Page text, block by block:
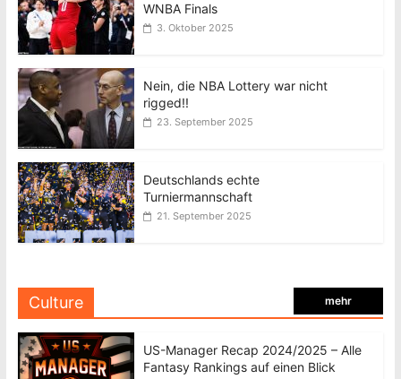
WNBA Finals
3. Oktober 2025
Nein, die NBA Lottery war nicht
rigged!!
23. September 2025
Deutschlands echte
Turniermannschaft
21. September 2025
Culture mehr
US-Manager Recap 2024/2025 – Alle
Fantasy Rankings auf einen Blick